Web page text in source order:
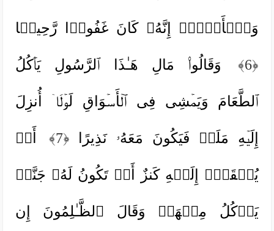
وَٱلۡأَرۡضِۚ إِنَّهُۥ كَانَ غَفُورࣰا رَّحِیمࣰا
﴿6﴾ وَقَالُوا۟ مَالِ هَـٰذَا ٱلرَّسُولِ یَأۡكُلُ
ٱلطَّعَامَ وَیَمۡشِی فِی ٱلۡأَسۡوَاقِ لَوۡلَاۤ أُنزِلَ
إِلَیۡهِ مَلَكࣱ فَیَكُونَ مَعَهُۥ نَذِیرًا ﴿7﴾ أَوۡ
یُلۡقَىٰۤ إِلَیۡهِ كَنزٌ أَوۡ تَكُونُ لَهُۥ جَنَّةࣱ
یَأۡكُلُ مِنۡهَاۚ وَقَالَ ٱلظَّـٰلِمُونَ إِن